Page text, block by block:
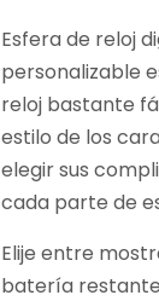
Esfera de reloj
personalizable
reloj bastante
estilo de los
elegir sus
cada parte de
Elije entre
batería